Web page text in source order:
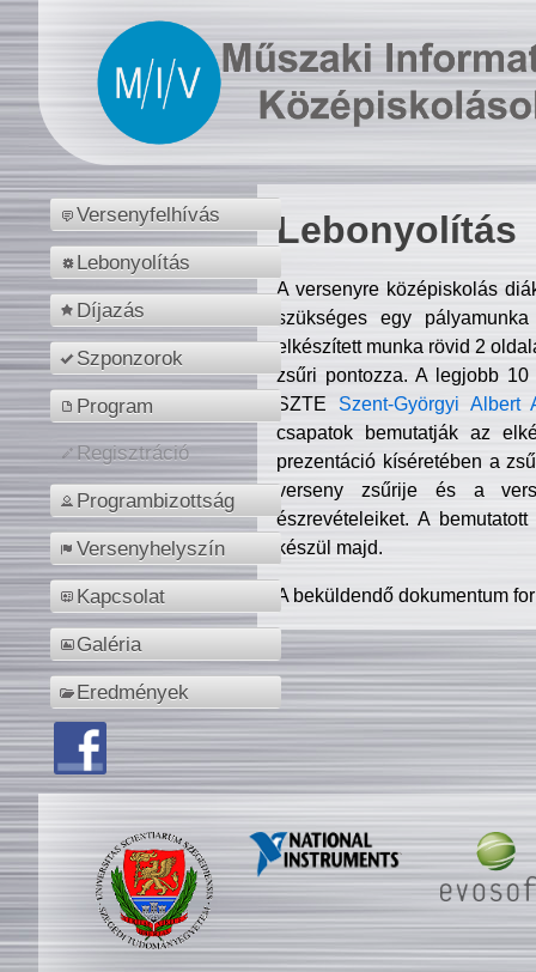
Versenyfelhívás
Lebonyolítás
Díjazás
Szponzorok
Program
Regisztráció
Programbizottság
Versenyhelyszín
Kapcsolat
Galéria
Eredmények
Lebonyolítás
A versenyre középiskolás
szükséges egy
elkészített munka rövid 2
zsűri pontozza. A legjobb
SZTE Szent-Györgyi Albert
csapatok bemutatják az
prezentáció kíséretében a
verseny zsűrije és a
észrevételeiket. A
készül majd.
A beküldendő dokumentum